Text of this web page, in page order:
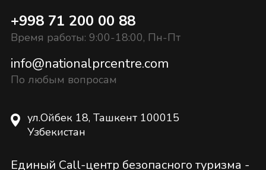
+998 71 200 00 88
Время работы: 9:00-18:00, Пн-Пт
info@nationalprcentre.com
По любым вопросам
ул.Ойбек 18, Ташкент 100015
Узбекистан
Единый Call-центр безопасного туризма -